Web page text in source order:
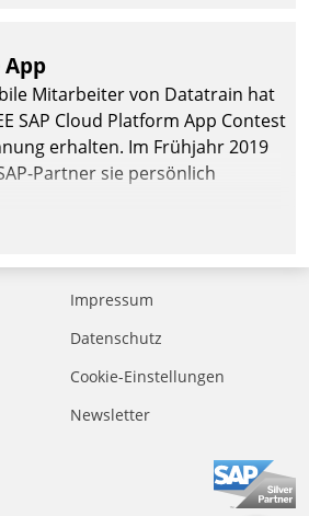
App
Mitarbeiter von Datatrain hat
SAP Cloud Platform App Contest
erhalten. Im Frühjahr 2019
Partner sie persönlich
Impressum
Datenschutz
Cookie-Einstellungen
Newsletter